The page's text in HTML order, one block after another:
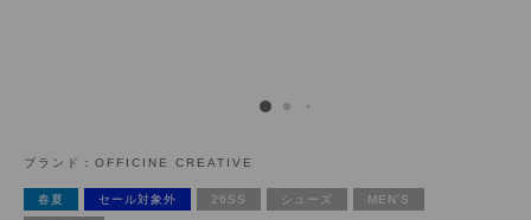
ブランド： OFFICINE CREATIVE
春夏 セール対象外 26SS シューズ MEN'S